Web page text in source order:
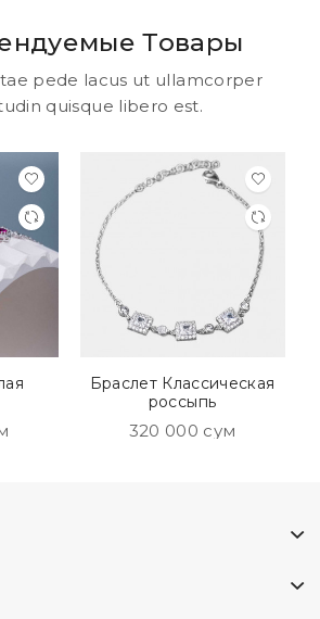
Товары
pede lacus ut ullamcorper
quisque libero est.
Браслет Классическая
россыпь
320 000 сум